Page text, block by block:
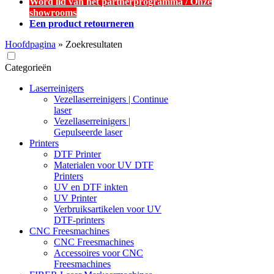
showrooms
Een product retourneren
Hoofdpagina » Zoekresultaten
Categorieën
Laserreinigers
Vezellaserreinigers | Continue
laser
Vezellaserreinigers |
Gepulseerde laser
Printers
DTF Printer
Materialen voor UV DTF
Printers
UV en DTF inkten
UV Printer
Verbruiksartikelen voor UV
DTF-printers
CNC Freesmachines
CNC Freesmachines
Accessoires voor CNC
Freesmachines